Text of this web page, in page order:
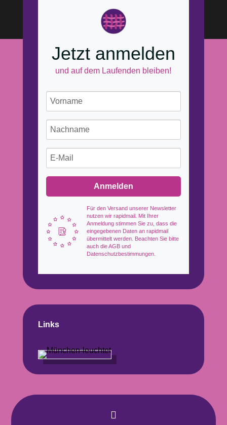
Jetzt anmelden
und auf dem Laufenden bleiben!
Anmelden
Für den Versand unserer Newsletter
nutzen wir rapidmail. Mit Ihrer
Anmeldung stimmen Sie zu, dass die
eingegebenen Daten an rapidmail
übermittelt werden. Beachten Sie bitte
auch die AGB und
Datenschutzbestimmungen.
Links
